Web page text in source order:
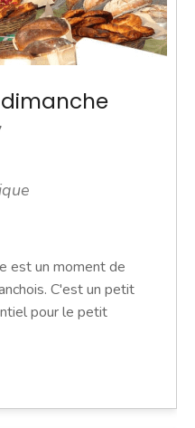
est un moment de
C'est un petit
pour le petit